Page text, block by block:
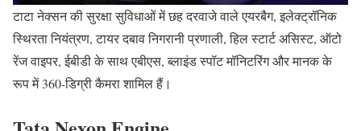
टाटा नेक्सन की सुरक्षा सुविधाओं में छह दरवाजे वाले एयरबैग, इलेक्ट्रॉनिक
स्थिरता नियंत्रण, टायर दबाव निगरानी प्रणाली, हिल स्टार्ट असिस्ट, ऑटो
रेंज वाइपर, ईबीडी के साथ एबीएस, ब्लाइंड स्पॉट मॉनिटरिंग और मानक के
रूप में 360-डिग्री कैमरा शामिल हैं।